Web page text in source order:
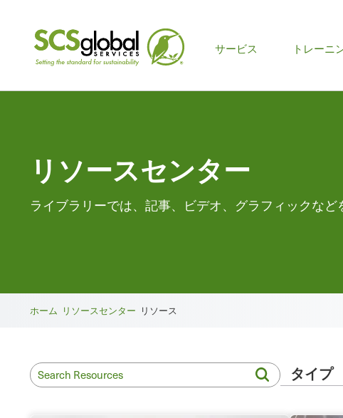
サービス
メ
ュ
トレーニ
リソースセンター
ライブラリーでは、記事、ビデオ、グラフィックなど
ブ
ッ
ホーム リソースセンター リソース